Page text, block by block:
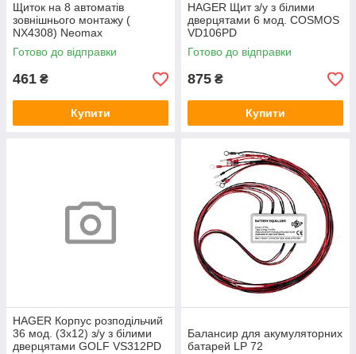
Щиток на 8 автоматів
зовнішнього монтажу (
NX4308) Neomax
Готово до відправки
461 ₴
Купити
HAGER Щит з/у з білими
дверцятами 6 мод. COSMOS
VD106PD
Готово до відправки
875 ₴
Купити
HAGER Корпус розподільчий
36 мод. (3х12) з/у з білими
дверцятами GOLF VS312PD
Балансир для акумуляторних
батарей LP 72